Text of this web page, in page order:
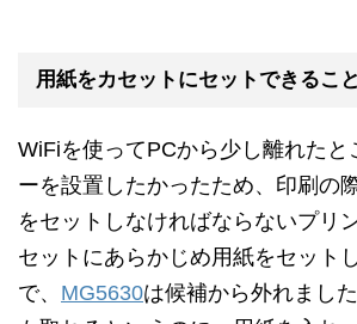
用紙をカセットにセットできること
WiFiを使ってPCから少し離れたと
ーを設置したかったため、印刷の
をセットしなければならないプリ
セットにあらかじめ用紙をセット
で、 MG5630は候補から外れまし